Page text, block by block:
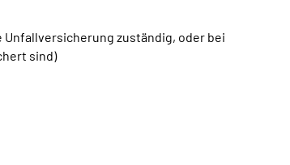
Unfallversicherung zuständig, oder bei
sind)